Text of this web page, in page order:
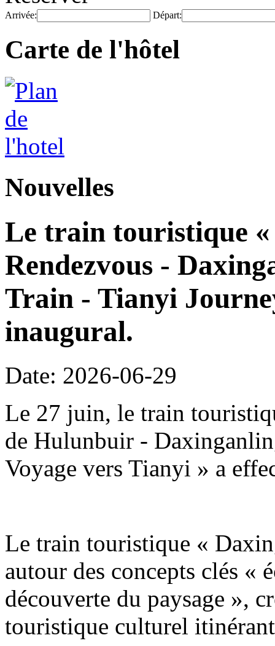
Arrivée: Départ:
Carte de l'hôtel
Nouvelles
Le train touristique
Rendezvous -
Train - Tianyi
inaugural.
Date: 2026-06-29
Le 27 juin, le train
de Hulunbuir -
Voyage vers Tianyi » a
Le train touristique «
autour des concepts clés «
découverte du paysage »,
touristique culturel